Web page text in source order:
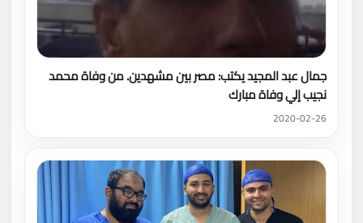
جمال عبد المجيد يكتب: مصر بين مشهدين. من وفاة محمد
نجيب إلي وفاة مبارك
2020-02-26